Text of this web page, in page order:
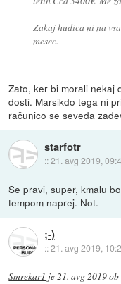
Zakaj hudica ni na
mesec.
Zato, ker bi morali nekaj
dosti. Marsikdo tega ni
računico se seveda
starfotr
::21. avg 2019,
Se pravi, super, kmalu
tempom naprej. Not.
;-)
::21. avg 2019,
Smrekar1 je21. avg 2019